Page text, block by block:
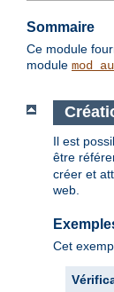
Sommaire
Ce module
module
Il est
être
créer et
web.
Cet